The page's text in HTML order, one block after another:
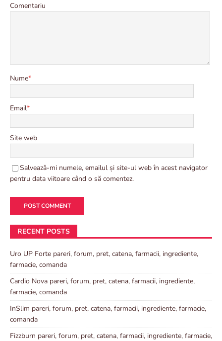
Comentariu
Nume*
Email*
Site web
Salvează-mi numele, emailul și site-ul web în acest navigator
pentru data viitoare când o să comentez.
RECENT POSTS
Uro UP Forte pareri, forum, pret, catena, farmacii, ingrediente,
farmacie, comanda
Cardio Nova pareri, forum, pret, catena, farmacii, ingrediente,
farmacie, comanda
InSlim pareri, forum, pret, catena, farmacii, ingrediente, farmacie,
comanda
Fizzburn pareri, forum, pret, catena, farmacii, ingrediente, farmacie,